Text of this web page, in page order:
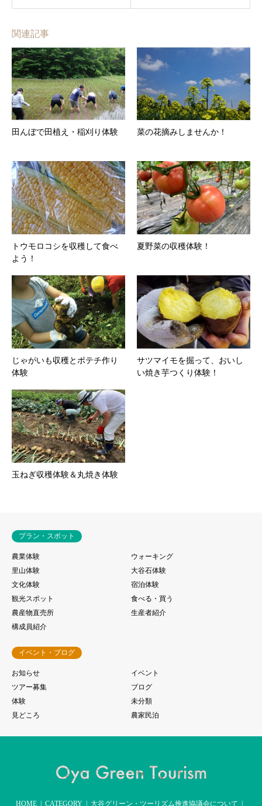
関連記事
田んぼで田植え・稲刈り体験 菜の花摘みしませんか！
トウモロコシを収穫して食べ
よう！
夏野菜の収穫体験！
じゃがいも収穫とポテチ作り
体験
サツマイモを掘って、おいし
い焼き芋つくり体験！
玉ねぎ収穫体験＆丸焼き体験
プラン・スポット
農業体験
ウォーキング
里山体験
大谷石体験
文化体験
宿泊体験
観光スポット
食べる・買う
農産物直売所
生産者紹介
構成員紹介
イベント・ブログ
お知らせ
イベント
ツアー募集
ブログ
体験
未分類
見どころ
農家民泊
HOME CATEGORY 大谷グリーン・ツーリズム推進協議会について